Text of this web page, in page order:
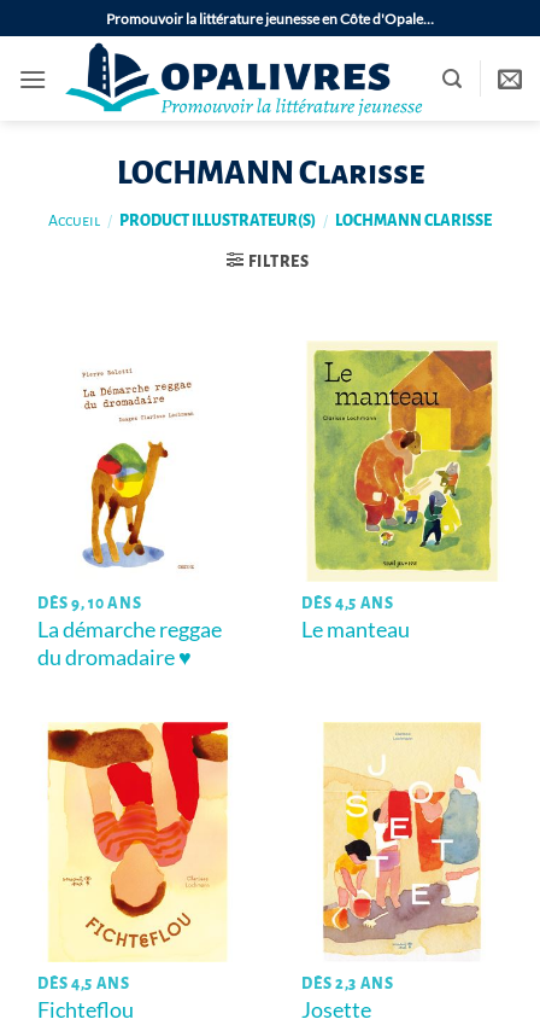
au
contenu
Promouvoir la littérature jeunesse en Côte d'Opale…
LOCHMANN Clarisse
Accueil / PRODUCT ILLUSTRATEUR(S) / LOCHMANN CLARISSE
FILTRES
DÈS 9, 10 ANS
La démarche reggae
du dromadaire ♥
DÈS 4,5 ANS
Le manteau
DÈS 4,5 ANS
Fichteflou
DÈS 2,3 ANS
Josette